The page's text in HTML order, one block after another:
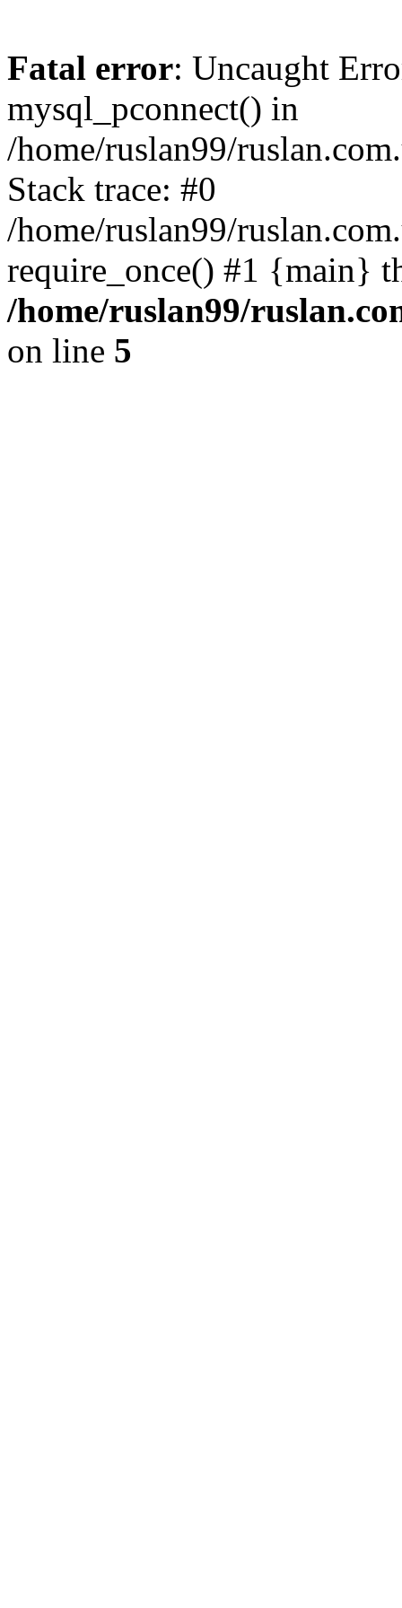
Fatal error: Uncaught
mysql_pconnect() in
/home/ruslan99/
Stack trace: #0
/home/ruslan99/
require_once() #1 {main}
/home/ruslan99/
on line 5